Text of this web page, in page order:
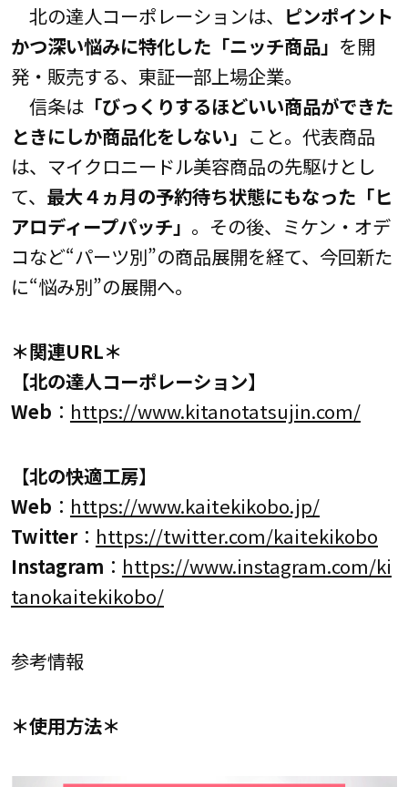
北の達人コーポレーションは、 ピンポイント
かつ深い悩みに特化した「ニッチ商品」 を開
発・販売する、東証一部上場企業。
信条は「びっくりするほどいい商品ができた
ときにしか商品化をしない」 こと。代表商品
は、マイクロニードル美容商品の先駆けとし
て、 最大４ヵ月の予約待ち状態にもなった「ヒ
アロディープパッチ」 。その後、ミケン・オデ
コなど“パーツ別”の商品展開を経て、今回新た
に“悩み別”の展開へ。
＊関連URL＊
【北の達人コーポレーション】
Web ： https://www.kitanotatsujin.com/
【北の快適工房】
Web ： https://www.kaitekikobo.jp/
Twitter： https://twitter.com/kaitekikobo
Instagram ： https://www.instagram.com/ki
tanokaitekikobo/
参考情報
＊使用方法＊